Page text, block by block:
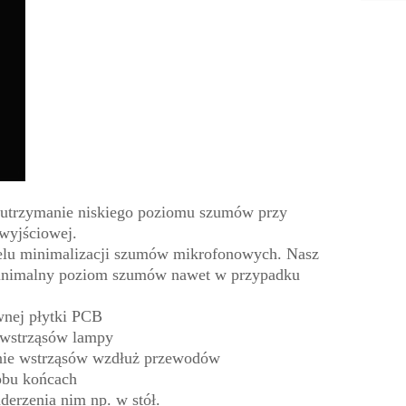
niskiego poziomu szumów przy
minimalizacji szumów mikrofonowych. Nasz
poziom szumów nawet w przypadku
płytki PCB
lampy
wstrząsów wzdłuż przewodów
końcach
nim np. w stół.